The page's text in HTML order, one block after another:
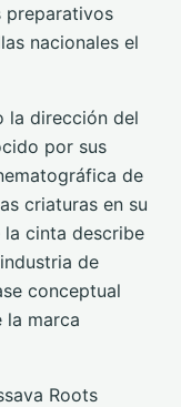
preparativos
nacionales el
la dirección del
por sus
de
criaturas en su
cinta describe
de
conceptual
la marca
Roots